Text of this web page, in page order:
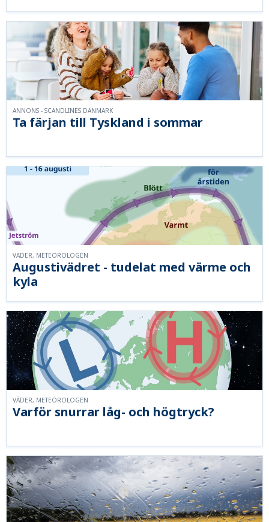
Ta färjan till Tyskland i sommar
ANNONS - SCANDLINES DANMARK
Augustivädret - tudelat med värme och
kyla
VÄDER, METEOROLOGEN
Varför snurrar låg- och högtryck?
VÄDER, METEOROLOGEN